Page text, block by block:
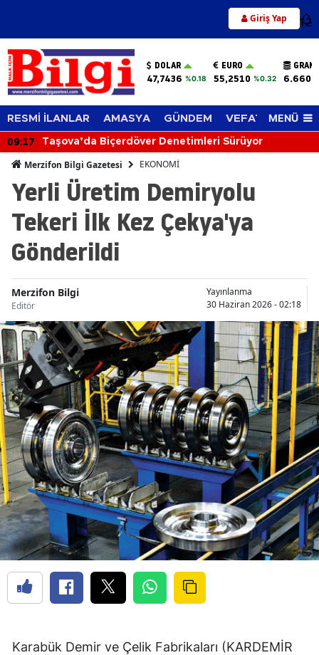
Giriş Yap 12
DOLAR
47,7436 %0.18
EURO
55,2510 %0.32
RESMİ İLANLAR AMASYA GÜNDEM VEFAT EDENLER
MENÜ
09:17 Taşova’da Biçerdöver Denetimleri Sürüyor
Merzifon Bilgi Gazetesi EKONOMİ
Yerli Üretim Demiryolu
Tekeri İlk Kez Çekya'ya
Gönderildi
Merzifon Bilgi
Editör
Yayınlanma
30 Haziran 2026 - 02:18
Karabük Demir ve Çelik Fabrikaları (KARDEMİR